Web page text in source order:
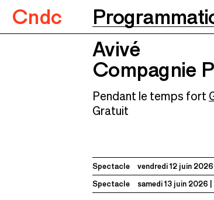
Cndc
Avivé
Compagnie
Pendant le temps fort
Gratuit
Spectacle vendredi 12 juin 2026
Spectacle
samedi 13 juin 2026